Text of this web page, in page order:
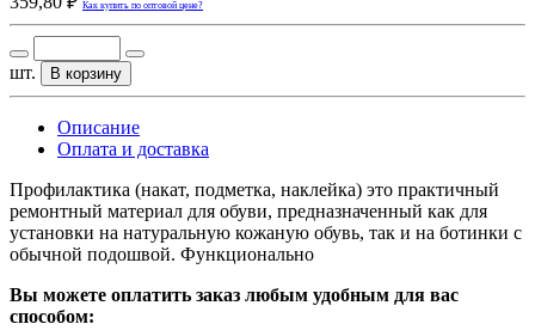
Как купить по оптовой цене?
шт. В корзину
Описание
Оплата и доставка
Профилактика (накат, подметка, наклейка) это практичный
ремонтный материал для обуви, предназначенный как для
установки на натуральную кожаную обувь, так и на ботинки с
обычной подошвой. Функционально
Вы можете оплатить заказ любым удобным для вас
способом: